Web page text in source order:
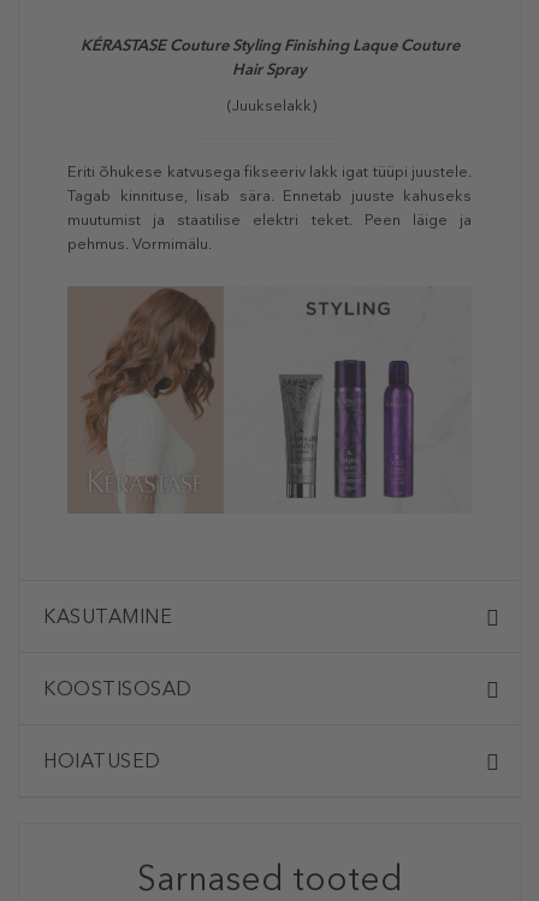
KÉRASTASE Couture Styling Finishing Laque Couture
Hair Spray
(Juukselakk)
Eriti õhukese katvusega fikseeriv lakk igat tüüpi juustele.
Tagab kinnituse, lisab sära. Ennetab juuste kahuseks
muutumist ja staatilise elektri teket. Peen läige ja
pehmus. Vormimälu.
KASUTAMINE
KOOSTISOSAD
HOIATUSED
Sarnased tooted